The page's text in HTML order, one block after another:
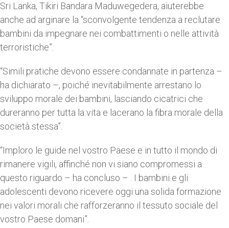
Sri Lanka, Tikiri Bandara Maduwegedera, aiuterebbe
anche ad arginare la “sconvolgente tendenza a reclutare
bambini da impegnare nei combattimenti o nelle attività
terroristiche”.
“Simili pratiche devono essere condannate in partenza –
ha dichiarato –, poiché inevitabilmente arrestano lo
sviluppo morale dei bambini, lasciando cicatrici che
dureranno per tutta la vita e lacerano la fibra morale della
società stessa”.
“Imploro le guide nel vostro Paese e in tutto il mondo di
rimanere vigili, affinché non vi siano compromessi a
questo riguardo – ha concluso – . I bambini e gli
adolescenti devono ricevere oggi una solida formazione
nei valori morali che rafforzeranno il tessuto sociale del
vostro Paese domani”.